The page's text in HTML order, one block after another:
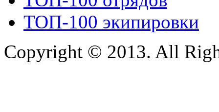
ТОП-100 экипировки
Copyright © 2013. All